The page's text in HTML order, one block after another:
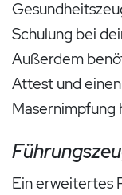
Schulung bei
Außerdem
Attest und
Masernimpfung
Ein erweitertes